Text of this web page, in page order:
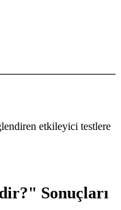
etkileyici testlere
Sonuçları